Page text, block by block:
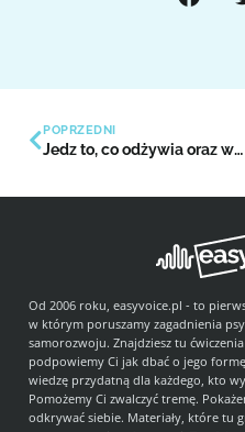
POPRZEDNI
Jedz to, co odżywia oraz wzmacnia odporność, by nie chorować i móc pracować głosem
Od 2006 roku, easyvoice.pl - to
w którym poruszamy zagadnienia
samorozwoju. Znajdziesz tu
podpowiemy Ci jak dbać o jego
wiedzę przydatną dla każdego, kto
Pomożemy Ci zwalczyć tremę.
odkrywać siebie. Materiały, które tu